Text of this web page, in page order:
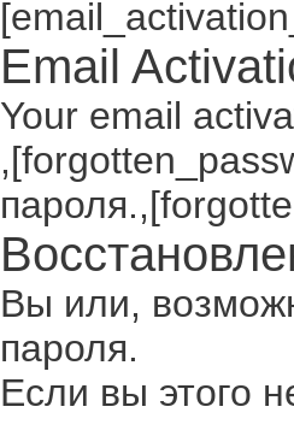
Email
Your email
Вы или,
пароля.
Если вы этого